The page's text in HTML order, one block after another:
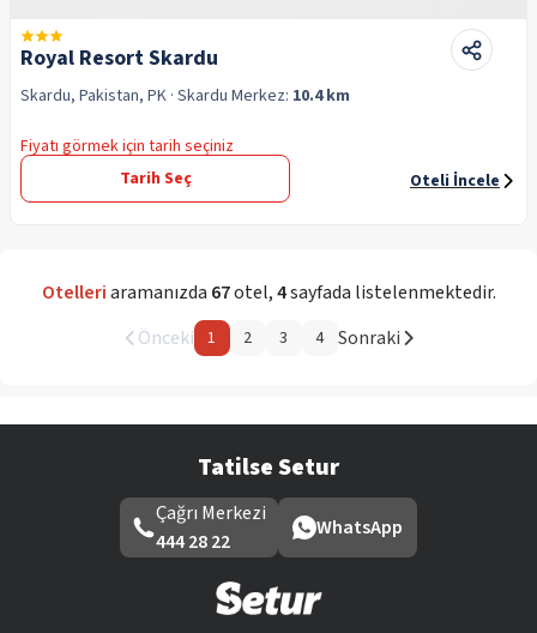
Royal Resort Skardu
Skardu, Pakistan, PK · Skardu Merkez: 10.4 km
Fiyatı görmek için tarih seçiniz
Tarih Seç
Oteli İncele
Otelleriaramanızda 67otel,4sayfada listelenmektedir.
Önceki 1 2 3 4 Sonraki
Tatilse Setur
Çağrı Merkezi
444 28 22
WhatsApp